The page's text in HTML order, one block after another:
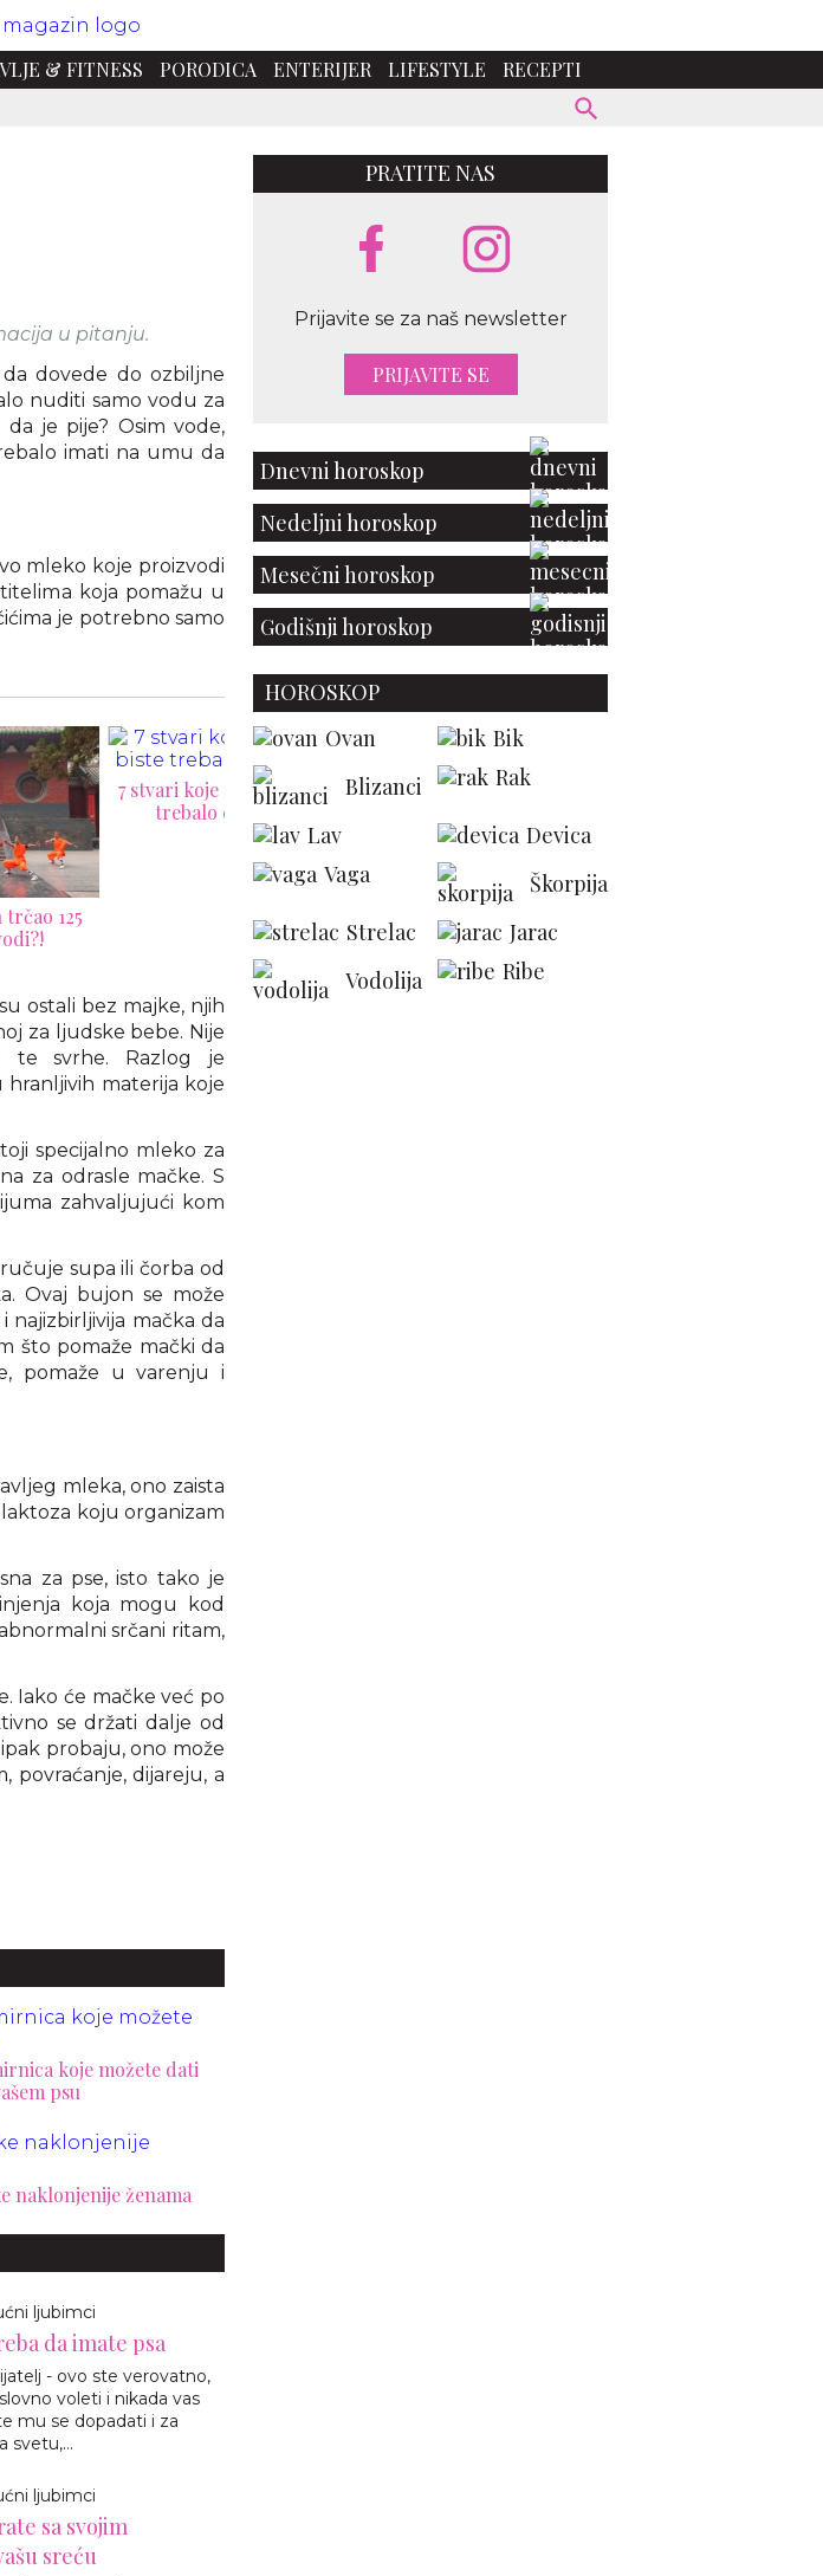
& FITNESS PORODICA ENTERIJER LIFESTYLE
RECEPTI
u pitanju.
dovede do ozbiljne
nuditi samo vodu za
je pije? Osim vode,
imati na umu da
mleko koje proizvodi
koja pomažu u
je potrebno samo
koje nikada ne biste
trebalo da guglate
15 najskupljih filmova ikada
snimljenih
ostali bez majke, njih
za ljudske bebe. Nije
te svrhe. Razlog je
hranljivih materija koje
specijalno mleko za
za odrasle mačke. S
zahvaljujući kom
supa ili čorba od
Ovaj bujon se može
najizbirljivija mačka da
što pomaže mački da
pomaže u varenju i
mleka, ono zaista
koju organizam
za pse, isto tako je
koja mogu kod
srčani ritam,
Iako će mačke već po
se držati dalje od
probaju, ono može
povraćanje, dijareju, a
koje možete dati
psu
naklonjenije ženama
ljubimci
da imate psa
- ovo ste verovatno,
voleti i nikada vas
mu se dopadati i za
svetu,...
ljubimci
sa svojim
sreću
PRATITE NAS
Prijavite se za naš newsletter
PRIJAVITE SE
Dnevni horoskop
Nedeljni horoskop
Mesečni horoskop
Godišnji horoskop
HOROSKOP
Ovan
Bik
Blizanci
Rak
Lav
Devica
Vaga
Škorpija
Strelac
Jarac
Vodolija
Ribe